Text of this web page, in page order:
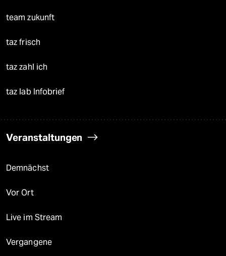
team zukunft
taz frisch
taz zahl ich
taz lab Infobrief
Veranstaltungen
Demnächst
Vor Ort
Live im Stream
Vergangene